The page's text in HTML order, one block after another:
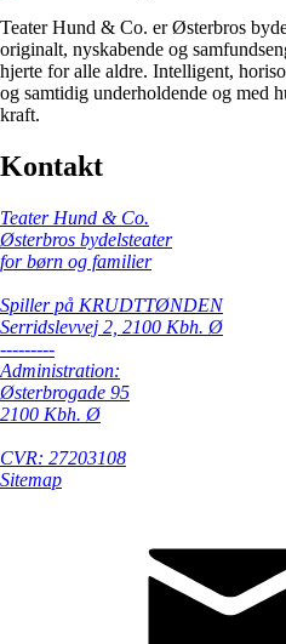
Teater Hund & Co. er Østerbros
originalt, nyskabende og
hjerte for alle aldre. Intelligent,
og samtidig underholdende og med
kraft.
Kontakt
Teater Hund & Co.
Østerbros bydelsteater
for børn og familier
Spiller på KRUDTTØNDEN
Serridslevvej 2, 2100 Kbh. Ø
---------
Administration:
Østerbrogade 95
2100 Kbh. Ø
CVR: 27203108
Sitemap